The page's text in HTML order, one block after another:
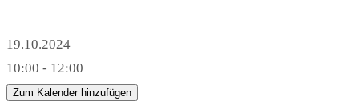
19.10.2024
10:00 - 12:00
Zum Kalender hinzufügen